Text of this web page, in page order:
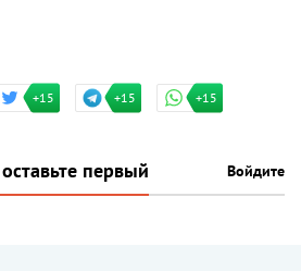
+15 +15 +15
первый Войдите